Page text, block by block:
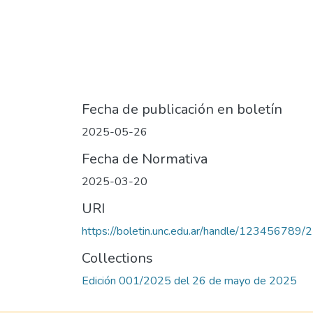
Fecha de publicación en boletín
2025-05-26
Fecha de Normativa
2025-03-20
URI
https://boletin.unc.edu.ar/handle/123456789/
Collections
Edición 001/2025 del 26 de mayo de 2025